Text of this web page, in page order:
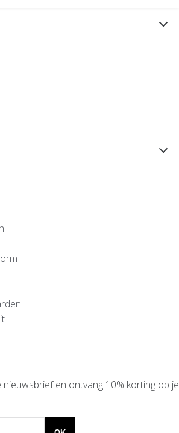
nieuwsbrief en ontvang 10% korting op je